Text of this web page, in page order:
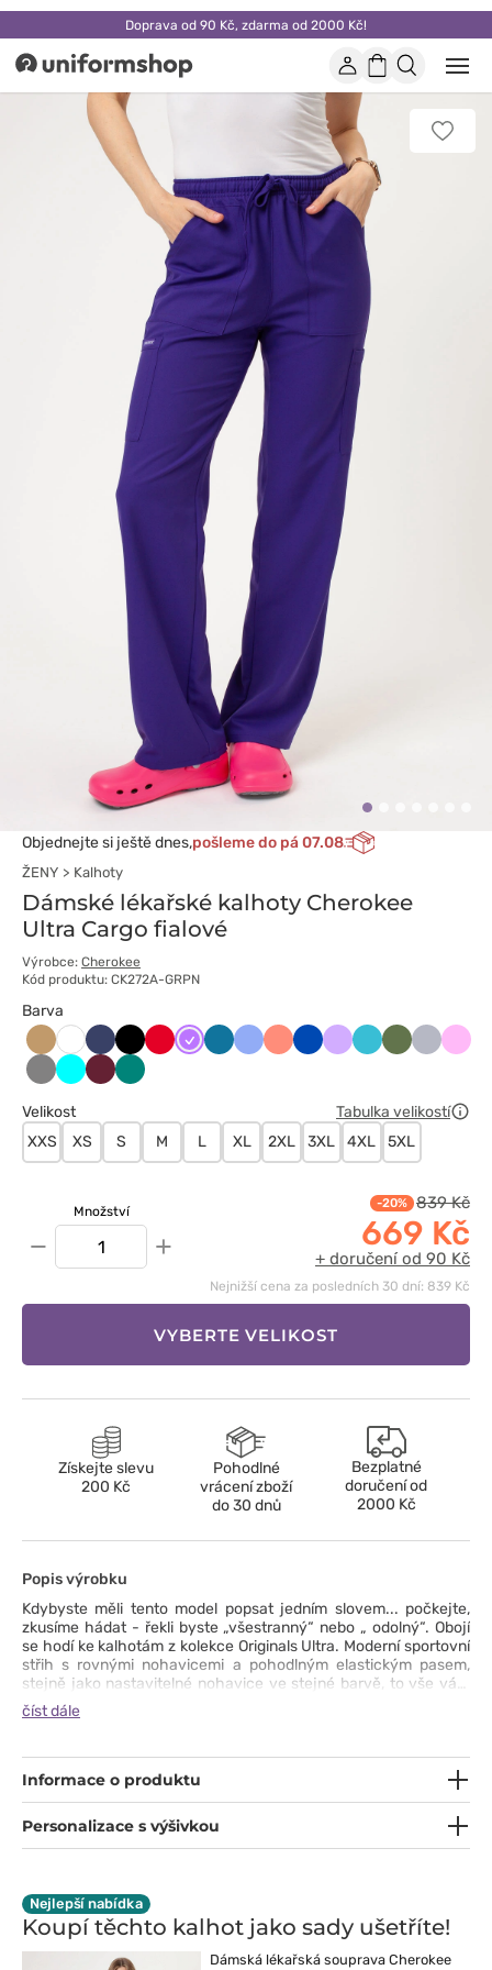
Doprava od 90 Kč, zdarma od 2000 Kč!
Uniformshop ÚčetNákupní
košík
nebo
Přidat
Objednejte si ještě dnes,pošleme do pá 07.08
ŽENY Kalhoty
Dámské lékařské kalhoty Cherokee
Ultra Cargo fialové
Výrobce: Cherokee
Kód produktu: CK272A-GRPN
Barva
Beżowy
Biały Ciemny
granat
CzarnyCzerwony
FioletowyKaraibskiKlasyczny
KoralowyKrólewskiLawendowy
MorskiOliwkowyPopielaty
Szary TurkusWiśniowy
Zielony
Velikost
Tabulka velikostí
XXS
XS S M L XL 2XL 3XL 4XL 5XL
Množství
− +
-20% 839 Kč
669 Kč
+ doručení od 90 Kč
Nejnižší cena za posledních 30 dní: 839 Kč
VYBERTE VELIKOST
Získejte slevu
200 Kč
Pohodlné
vrácení zboží
do 30 dnů
Bezplatné
doručení od
2000 Kč
Popis výrobku
Kdybyste měli tento model popsat jedním slovem... počkejte,
zkusíme hádat - řekli byste „všestranný“ nebo „ odolný“. Obojí
se hodí ke kalhotám z kolekce Originals Ultra. Moderní sportovní
střih s rovnými nohavicemi a pohodlným elastickým pasem,
stejně jako nastavitelné nohavice ve stejné barvě, to vše vám
nabízí pohodlí a přizpůsobení. Dvě přední kapsy a dvě cargo
kapsy vám poskytnou dostatek prostoru pro drobnosti, zatímco
odolný bez ohledu na to, jak tvrdě pracujete. Tkanina s
technologií PROTX2® zabraňuje vzniku zápachu a díky
číst dále
Informace o produktu
Personalizace s výšivkou
Nejlepší nabídka
Koupí těchto kalhot jako sady ušetříte!
Dámská lékařská souprava Cherokee